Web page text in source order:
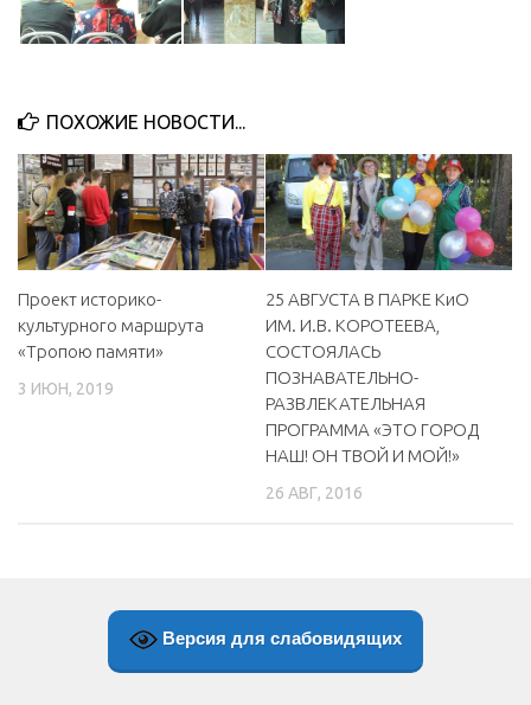
ПОХОЖИЕ НОВОСТИ...
Проект историко-
культурного маршрута
«Тропою памяти»
3 ИЮН, 2019
25 АВГУСТА В ПАРКЕ КиО
ИМ. И.В. КОРОТЕЕВА,
СОСТОЯЛАСЬ
ПОЗНАВАТЕЛЬНО-
РАЗВЛЕКАТЕЛЬНАЯ
ПРОГРАММА «ЭТО ГОРОД
НАШ! ОН ТВОЙ И МОЙ!»
26 АВГ, 2016
Версия для слабовидящих